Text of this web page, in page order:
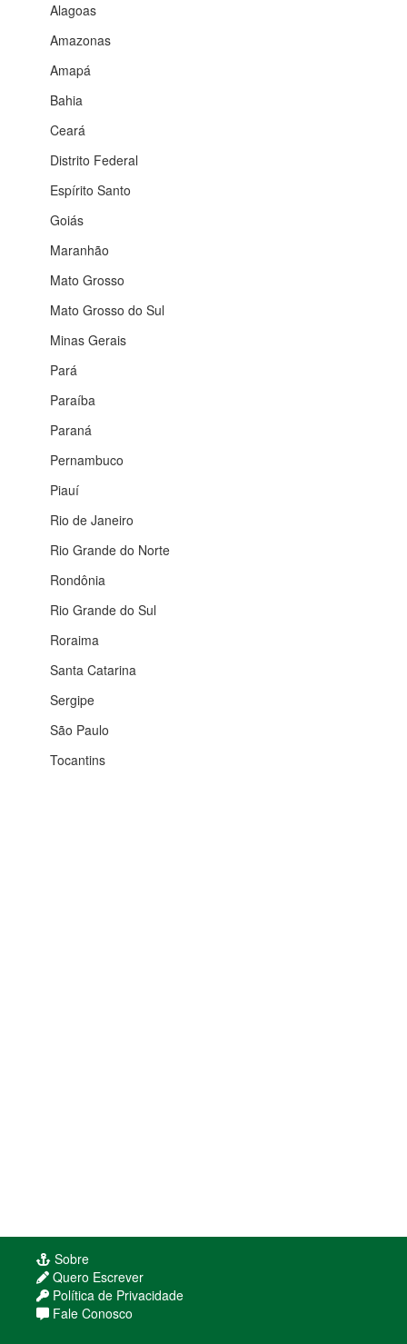
Alagoas
Amazonas
Amapá
Bahia
Ceará
Distrito Federal
Espírito Santo
Goiás
Maranhão
Mato Grosso
Mato Grosso do Sul
Minas Gerais
Pará
Paraíba
Paraná
Pernambuco
Piauí
Rio de Janeiro
Rio Grande do Norte
Rondônia
Rio Grande do Sul
Roraima
Santa Catarina
Sergipe
São Paulo
Tocantins
Sobre
Quero Escrever
Política de Privacidade
Fale Conosco